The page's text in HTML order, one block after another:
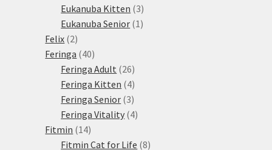
Eukanuba Kitten 33
produkty
Eukanuba Senior 1 1
Felix 22
produkty
Feringa 4040
produktů
Feringa Adult 2626
produktů
Feringa Kitten 44
produkty
Feringa Senior 33
produkty
Feringa Vitality 44
Fitmin 1414
produktů
Fitmin Cat for Life 88